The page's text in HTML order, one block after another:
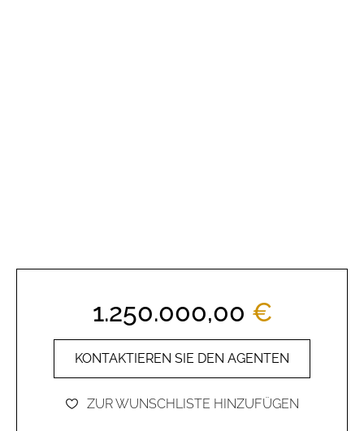
1.250.000,00 €
KONTAKTIEREN SIE DEN AGENTEN
ZUR WUNSCHLISTE HINZUFÜGEN